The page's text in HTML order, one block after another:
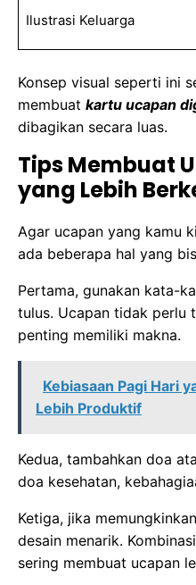
Ilustrasi Keluarga
Konsep visual seperti ini
membuat kartu ucapan
dibagikan secara luas.
Tips Membuat
yang Lebih
Agar ucapan yang kamu
ada beberapa hal yang
Pertama, gunakan kata-
tulus. Ucapan tidak perlu
penting memiliki makna.
Kebiasaan Pagi Hari
Lebih Produktif
Kedua, tambahkan doa
doa kesehatan,
Ketiga, jika
desain menarik.
sering membuat ucapan